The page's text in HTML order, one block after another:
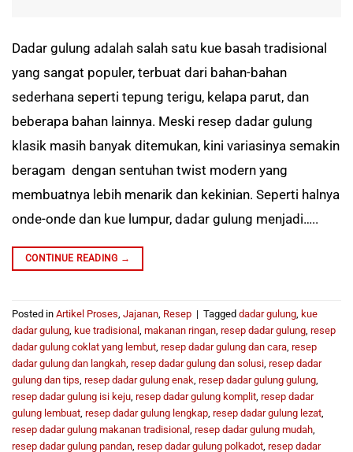
Dadar gulung adalah salah satu kue basah tradisional
yang sangat populer, terbuat dari bahan-bahan
sederhana seperti tepung terigu, kelapa parut, dan
beberapa bahan lainnya. Meski resep dadar gulung
klasik masih banyak ditemukan, kini variasinya semakin
beragam dengan sentuhan twist modern yang
membuatnya lebih menarik dan kekinian. Seperti halnya
onde-onde dan kue lumpur, dadar gulung menjadi…..
CONTINUE READING →
Posted in Artikel Proses, Jajanan, Resep | Tagged dadar gulung, kue
dadar gulung, kue tradisional , makanan ringan, resep dadar gulung, resep
dadar gulung coklat yang lembut, resep dadar gulung dan cara, resep
dadar gulung dan langkah, resep dadar gulung dan solusi, resep dadar
gulung dan tips, resep dadar gulung enak, resep dadar gulung gulung,
resep dadar gulung isi keju, resep dadar gulung komplit, resep dadar
gulung lembuat, resep dadar gulung lengkap, resep dadar gulung lezat,
resep dadar gulung makanan tradisional , resep dadar gulung mudah,
resep dadar gulung pandan, resep dadar gulung polkadot, resep dadar